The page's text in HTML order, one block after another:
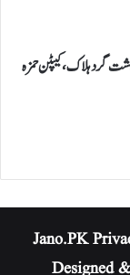
میں سکیورٹی فورسز کی بڑی کارروائیاں، 10 دہشت گرد ہلاک، کیپٹن حمزہ
Designed